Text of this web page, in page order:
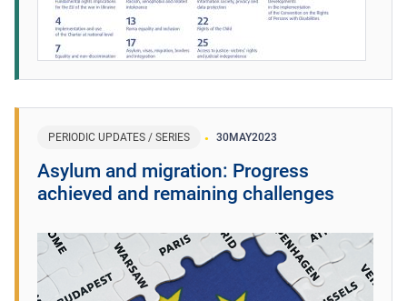
PERIODIC UPDATES / SERIES 30MAY2023
Asylum and migration: Progress
achieved and remaining challenges